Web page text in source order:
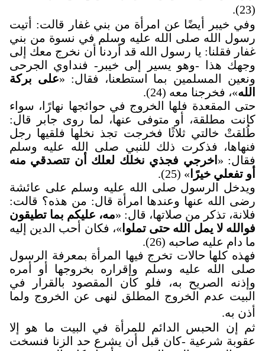
(23).
وفي خيبر أيضًا عن امرأة من بني غفار قالت: أتيت
رسول الله صلى الله عليه وسلم في نسوة من بني
غفار فقلنا: يا رسول الله قد أردنا أن نخرج معك إلى
وجهك هذا -وهو يسير إلى خيبر- فنداوي الجرحى
ونعين المسلمين بما استطعنا، فقال: «على بركة
الله»، فخرجنا معه (24).
حتى المقعدة فلها الخروج في حوائجها نهارًا، سواء
كانت مطلقة، أو متوفى عنها، لما روى جابر قال:
طُلقتْ خالتي ثلاثًا فخرجت تجذ نخلها فلقيها رجل
فنهاها، فذكرت ذلك للنبي صلى الله عليه وسلم
فقال: « اخرجي فجذي نخلك لعلك أن تتصدقي منه
أو تفعلي خيرًا » (25).
ويدخل الرسول صلى الله عليه وسلم على عائشة
رضى الله عنها وعندها امرأة قال: من هذه؟ قالت:
فلانة، تذكر من صلاتها، قال: «مه، عليكم بما تطيقون
فوالله لا يمل الله حتى تملوا »، فكان أحب الدين إليه
ما دام عليه صاحبه (26).
فهذه كلها حالات تخرج فيها المرأة بمعرفة الرسول
صلى الله عليه وسلم وإقراره بخروجها أو أمره
وإذنه الصريح به، فلو كان المقصود بالقرار في
البيت عدم الخروج المطلق لنهى عن الخروج ولما
أذن به.
ثم إن الحبس الدائم للمرأة في البيت ما هو إلا
عقوبة شرعية -كان قبل أن يشرع حد الزنا فنسخت